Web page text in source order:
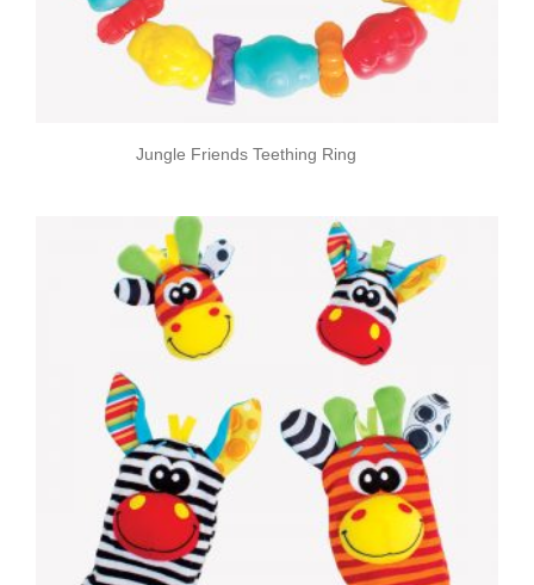
Jungle Friends Teething Ring